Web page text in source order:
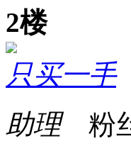
2楼
只买一手
助理粉